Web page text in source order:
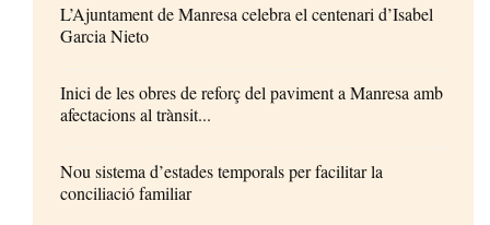
L’Ajuntament de Manresa celebra el centenari d’Isabel
Garcia Nieto
Inici de les obres de reforç del paviment a Manresa amb
afectacions al trànsit...
Nou sistema d’estades temporals per facilitar la
conciliació familiar